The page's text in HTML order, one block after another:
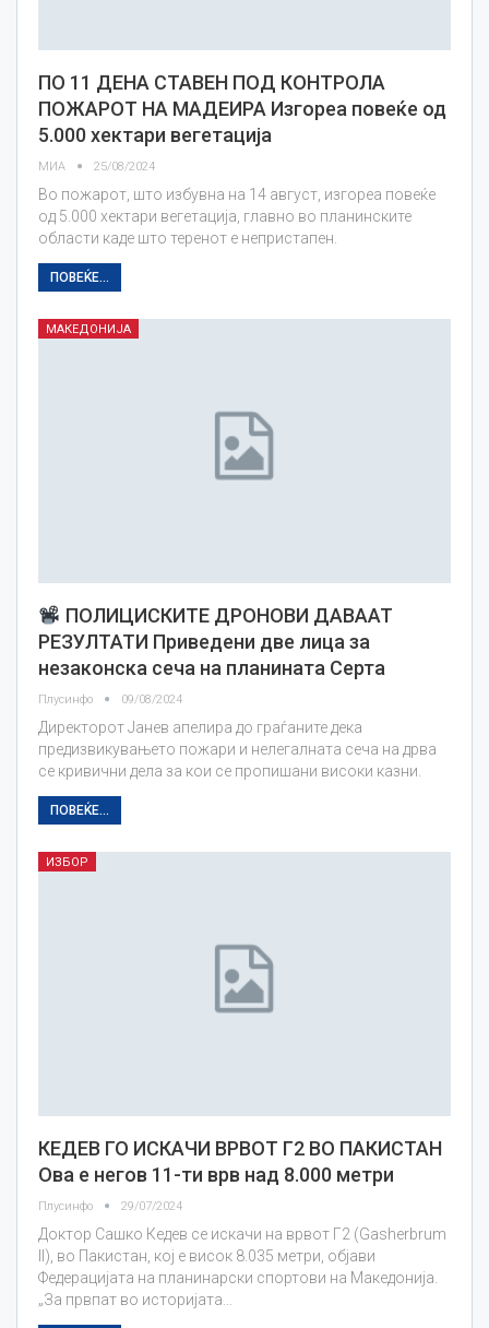
ПО 11 ДЕНА СТАВЕН ПОД КОНТРОЛА
ПОЖАРОТ НА МАДЕИРА Изгореа повеќе од
5.000 хектари вегетација
МИА 25/08/2024
Во пожарот, што избувна на 14 август, изгореа повеќе
од 5.000 хектари вегетација, главно во планинските
области каде што теренот е непристапен.
ПОВЕЌЕ...
МАКЕДОНИЈА
ПОЛИЦИСКИТЕ ДРОНОВИ ДАВААТ
РЕЗУЛТАТИ Приведени две лица за
незаконска сеча на планината Серта
Плусинфо 09/08/2024
Директорот Јанев апелира до граѓаните дека
предизвикувањето пожари и нелегалната сеча на дрва
се кривични дела за кои се пропишани високи казни.
ПОВЕЌЕ...
ИЗБОР
КЕДЕВ ГО ИСКАЧИ ВРВОТ Г2 ВО ПАКИСТАН
Ова е негов 11-ти врв над 8.000 метри
Плусинфо 29/07/2024
Доктор Сашко Кедев се искачи на врвот Г2 (Gasherbrum
II), во Пакистан, кој е висок 8.035 метри, објави
Федерацијата на планинарски спортови на Македонија.
„За првпат во историјата…